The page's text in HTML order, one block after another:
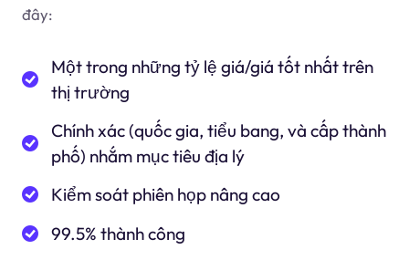
đây:
Một trong những tỷ lệ giá/giá tốt nhất trên
thị trường
Chính xác (quốc gia, tiểu bang, và cấp thành
phố) nhắm mục tiêu địa lý
Kiểm soát phiên họp nâng cao
99.5% thành công